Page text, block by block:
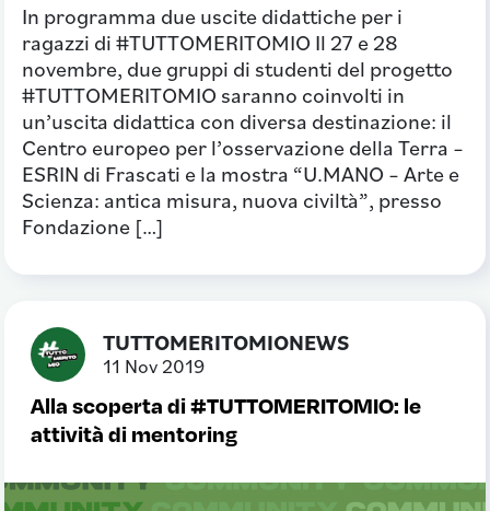
In programma due uscite didattiche per i
ragazzi di #TUTTOMERITOMIO Il 27 e 28
novembre, due gruppi di studenti del progetto
#TUTTOMERITOMIO saranno coinvolti in
un’uscita didattica con diversa destinazione: il
Centro europeo per l’osservazione della Terra –
ESRIN di Frascati e la mostra “U.MANO – Arte e
Scienza: antica misura, nuova civiltà”, presso
Fondazione […]
TUTTOMERITOMIONEWS
11 Nov 2019
Alla scoperta di #TUTTOMERITOMIO: le
attività di mentoring